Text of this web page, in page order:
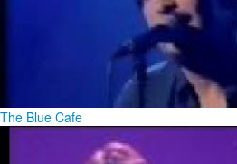
The Blue Cafe